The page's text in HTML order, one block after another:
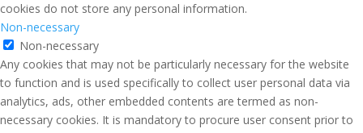
cookies do not store any personal information.
Non-necessary
Non-necessary
Any cookies that may not be particularly necessary for the website
to function and is used specifically to collect user personal data via
analytics, ads, other embedded contents are termed as non-
necessary cookies. It is mandatory to procure user consent prior to